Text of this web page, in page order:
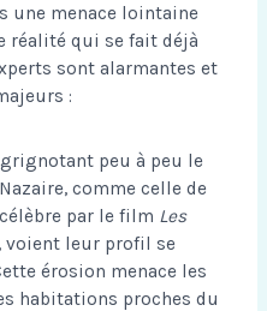
une menace lointaine
réalité qui se fait déjà
sont alarmantes et
:
peu à peu le
comme celle de
par le film Les
voient leur profil se
érosion menace les
habitations proches du